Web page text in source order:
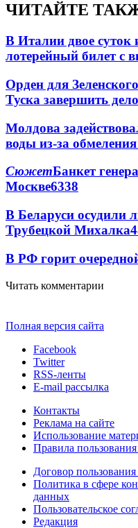
ЧИТАЙТЕ
В Италии двое
лотерейный билет с
Орден для
Туска завершить дело
Молдова
воды из-за
СюжетБанкет
Москве6338
В Беларуси осудили
Трубецкой Михалка
В РФ горит
Читать комментарии
Полная версия сайта
Facebook
Twitter
RSS-ленты
E-mail рассылка
Контакты
Реклама на сайте
Использование
Правила
Договор
Политика в сфере
данных
Пользовательское
Редакция